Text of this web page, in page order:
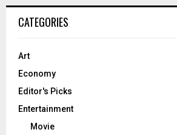
CATEGORIES
Art
Economy
Editor's Picks
Entertainment
Movie